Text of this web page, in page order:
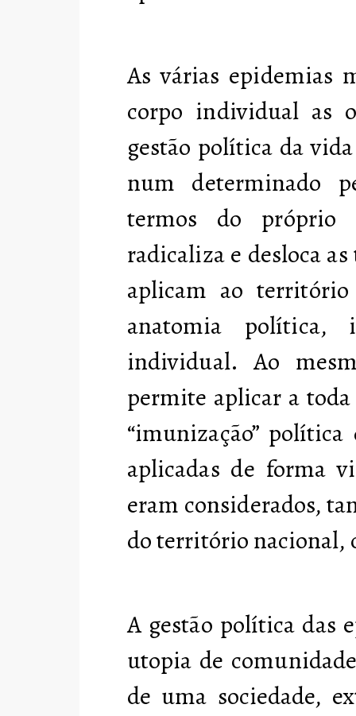
As várias epidemias
corpo individual as
gestão política da
num determinado
termos do próprio
radicaliza e desloca
aplicam ao
anatomia política,
individual. Ao
permite aplicar a
“imunização”
aplicadas de forma
eram considerados,
do território nacional,
A gestão política das
utopia de
de uma sociedade,